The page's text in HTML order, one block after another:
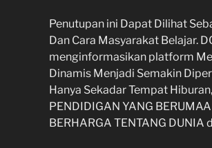
Penutupan ini Dapat Dilihat
Dan Cara Masyarakat Belajar.
menginformasikan platform
Dinamis Menjadi Semakin
Hanya Sekadar Tempat
PENDIDIGAN YANG
BERHARGA TENTANG DUNIA